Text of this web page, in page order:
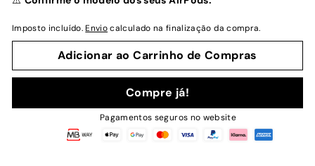
Imposto incluído.Enviocalculado na finalização da compra.
Adicionar ao Carrinho de Compras
Compre já!
Pagamentos seguros no website